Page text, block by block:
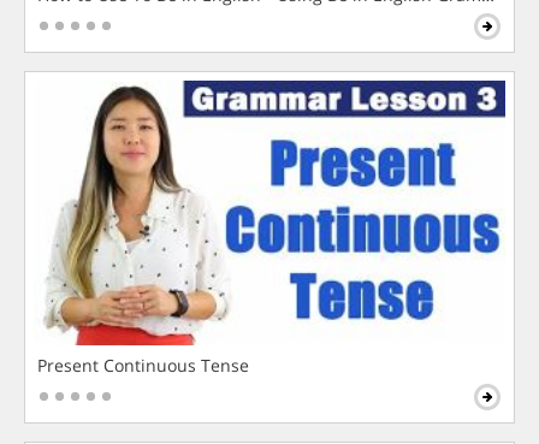
Present Continuous Tense